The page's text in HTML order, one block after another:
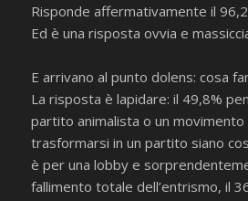
Risponde affermativamente il
Ed è una risposta ovvia e
E arrivano al punto dolens: cosa
La risposta è lapidare: il 49,8%
partito animalista o un movimento
trasformarsi in un partito siano
è per una lobby e
fallimento totale dell’entrismo, il